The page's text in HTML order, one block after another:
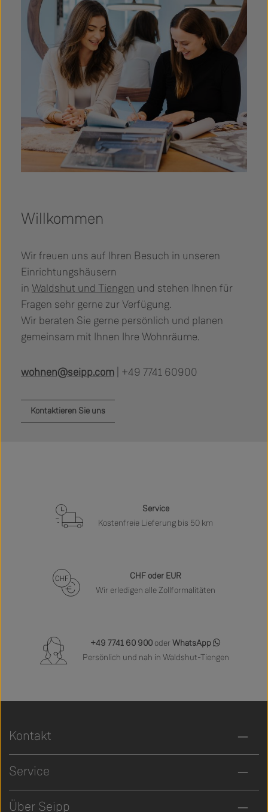
Willkommen
Wir freuen uns auf Ihren Besuch in unseren
Einrichtungshäusern
in Waldshut und Tiengen und stehen Ihnen für
Fragen sehr gerne zur Verfügung.
Wir beraten Sie gerne persönlich und planen
gemeinsam mit Ihnen Ihre Wohnräume.
wohnen@seipp.com | +49 7741 60900
Kontaktieren Sie uns
Service
Kostenfreie Lieferung bis 50 km
CHF oder EUR
Wir erledigen alle Zollformalitäten
+49 7741 60 900 oder WhatsApp
Persönlich und nah in Waldshut-Tiengen
Kontakt
Service
Über Seipp